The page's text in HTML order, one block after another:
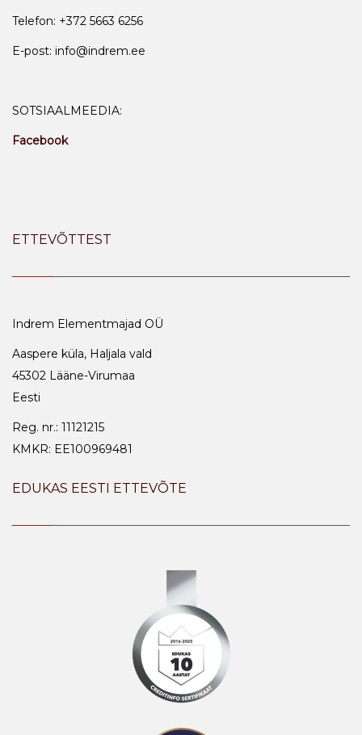
Telefon: +372 5663 6256
E-post: info@indrem.ee
SOTSIAALMEEDIA:
Facebook
ETTEVÕTTEST
Indrem Elementmajad OÜ
Aaspere küla, Haljala vald
45302 Lääne-Virumaa
Eesti
Reg. nr.: 11121215
KMKR: EE100969481
EDUKAS EESTI ETTEVÕTE